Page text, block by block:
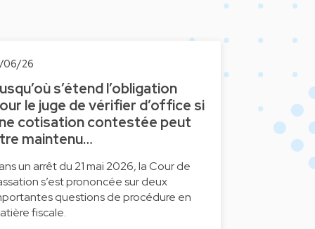
06/26
s’étend l’obligation
le juge de vérifier d’office si
cotisation contestée peut
maintenu…
un arrêt du 21 mai 2026, la Cour de
s’est prononcée sur deux
questions de procédure en
fiscale.